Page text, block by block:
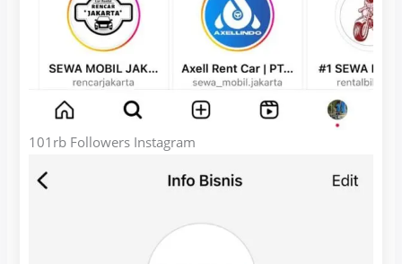
101rb Followers Instagram